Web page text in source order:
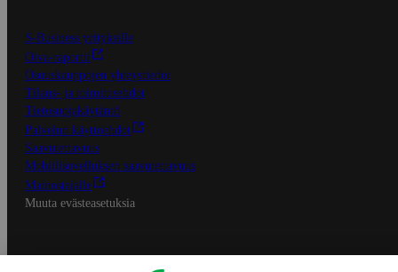
S-Business yrityksille
Oiva-raportit
Osuuskauppojen yhteystiedot
Tilaus- ja toimitusehdot
Tietosuojakäytäntö
Palvelun käyttöehdot
Saavutettavuus
Mobiilisovelluksen saavutettavuus
Mainostajalle
Muuta evästeasetuksia